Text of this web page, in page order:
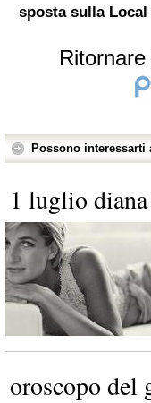
sposta sulla Local
Possono
1 luglio
oroscopo